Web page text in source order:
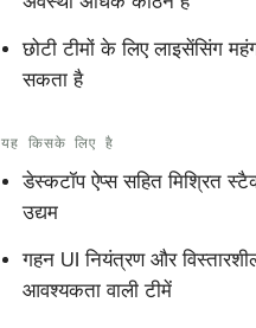
छोटी टीमों के लिए लाइसेंसिंग
सकता है
यह किसके लिए है
डेस्कटॉप ऐप्स सहित मिश्रित
उद्यम
गहन UI नियंत्रण और
आवश्यकता वाली टीमें